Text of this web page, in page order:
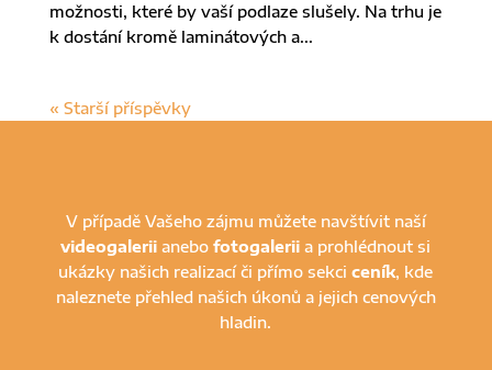
možnosti, které by vaší podlaze slušely. Na trhu je
k dostání kromě laminátových a...
« Starší příspěvky
V případě Vašeho zájmu můžete navštívit naší
videogalerii anebofotogalerii a prohlédnout si
ukázky našich realizací či přímo sekciceník, kde
naleznete přehled našich úkonů a jejich cenových
hladin.